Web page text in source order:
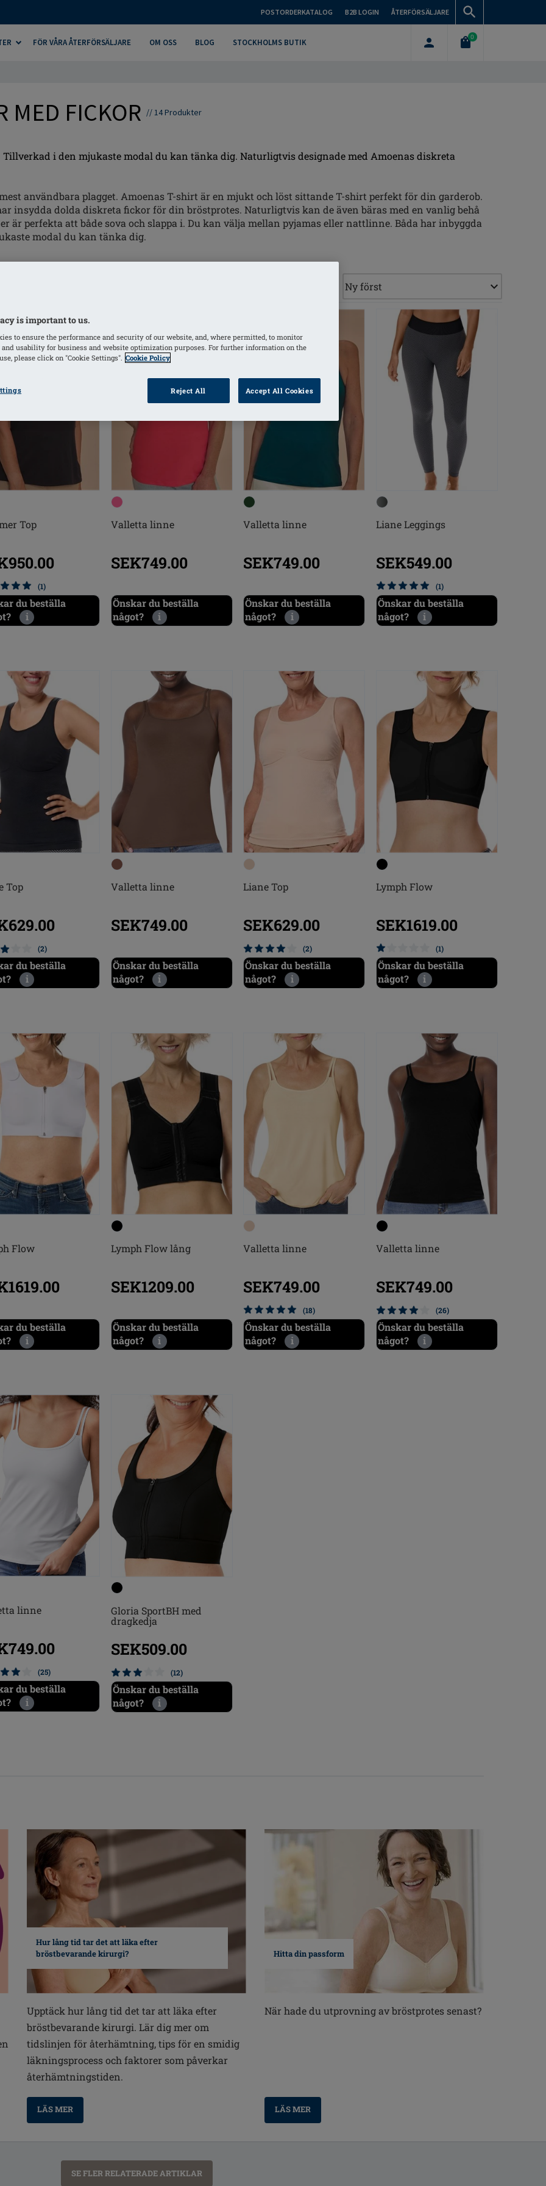
POSTORDERKATALOG B2B LOGIN ÅTERFÖRSÄLJARE
FÖR VÅRA ÅTERFÖRSÄLJARE OM OSS BLOG STOCKHOLMS BUTIK
0
MED FICKOR //14Produkter
i den mjukaste modal du kan tänka dig. Naturligtvis designade med Amoenas diskreta
användbara plagget. Amoenas T-shirt är en mjukt och löst sittande T-shirt perfekt för din garderob.
insydda dolda diskreta fickor för din bröstprotes. Naturligtvis kan de även bäras med en vanlig behå
är perfekta att både sova och slappa i. Du kan välja mellan pyjamas eller nattlinne. Båda har inbyggda
modal du kan tänka dig.
Top
(1)
du beställa
i
Valletta linne
SEK749.00
Önskar du beställa
något?
i
Valletta linne
SEK749.00
Önskar du beställa
något?
i
Liane Leggings
SEK549.00
(1)
Önskar du beställa
något?
i
Top
(2)
du beställa
i
Valletta linne
SEK749.00
Önskar du beställa
något?
i
Liane Top
SEK629.00
(2)
Önskar du beställa
något?
i
Lymph Flow
SEK1619.00
(1)
Önskar du beställa
något?
i
Flow
du beställa
i
Lymph Flow lång
SEK1209.00
Önskar du beställa
något?
i
Valletta linne
SEK749.00
(18)
Önskar du beställa
något?
i
Valletta linne
SEK749.00
(26)
Önskar du beställa
något?
i
linne
(25)
du beställa
i
Gloria SportBH med
dragkedja
SEK509.00
(12)
Önskar du beställa
något?
i
Hur lång tid tar det att läka efter
bröstbevarande kirurgi?
Upptäck hur lång tid det tar att läka efter
bröstbevarande kirurgi. Lär dig mer om
tidslinjen för återhämtning, tips för en smidig
läkningsprocess och faktorer som påverkar
återhämtningstiden.
LÄS MER
Hitta din passform
När hade du utprovning av bröstprotes senast?
LÄS MER
SE FLER RELATERADE ARTIKLAR
is important to us.
to ensure the performance and security of our website, and, where permitted, to monitor
and usability for business and website optimization purposes. For further information on the
please click on "Cookie Settings". Cookie Policy
Reject All Accept All Cookies